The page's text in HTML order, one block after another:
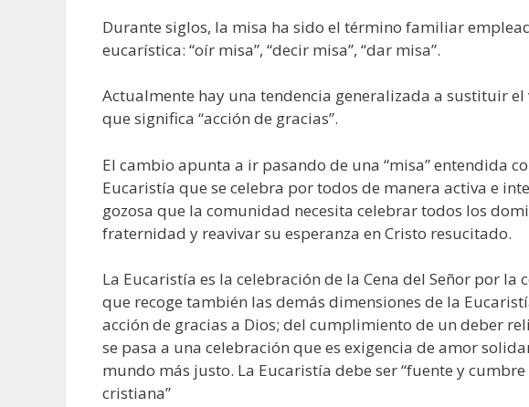
Durante siglos, la misa ha sido el término familiar
eucarística: “oír misa”, “decir misa”, “dar misa”.
Actualmente hay una tendencia generalizada a sustituir
que significa “acción de gracias”.
El cambio apunta a ir pasando de una “misa” entendida
Eucaristía que se celebra por todos de manera activa e
gozosa que la comunidad necesita celebrar todos los
fraternidad y reavivar su esperanza en Cristo resucitado.
La Eucaristía es la celebración de la Cena del Señor por
que recoge también las demás dimensiones de la
acción de gracias a Dios; del cumplimiento de un deber
se pasa a una celebración que es exigencia de amor
mundo más justo. La Eucaristía debe ser “fuente y
cristiana”